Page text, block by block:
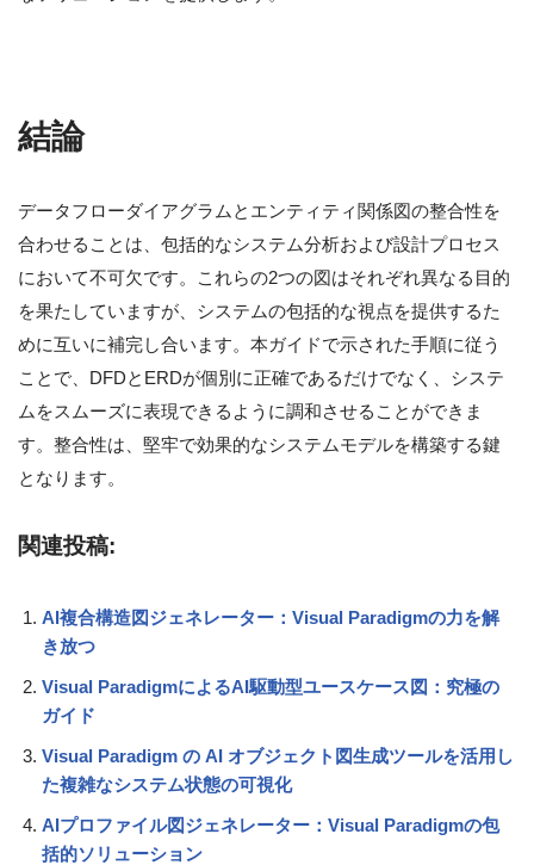
結論
データフローダイアグラムとエンティティ関係図の整合性を
合わせることは、包括的なシステム分析および設計プロセス
において不可欠です。これらの2つの図はそれぞれ異なる目的
を果たしていますが、システムの包括的な視点を提供するた
めに互いに補完し合います。本ガイドで示された手順に従う
ことで、DFDとERDが個別に正確であるだけでなく、システ
ムをスムーズに表現できるように調和させることができま
す。整合性は、堅牢で効果的なシステムモデルを構築する鍵
となります。
関連投稿:
AI複合構造図ジェネレーター：Visual Paradigmの力を解
き放つ
Visual ParadigmによるAI駆動型ユースケース図：究極の
ガイド
Visual Paradigm の AI オブジェクト図生成ツールを活用し
た複雑なシステム状態の可視化
AIプロファイル図ジェネレーター：Visual Paradigmの包
括的ソリューション